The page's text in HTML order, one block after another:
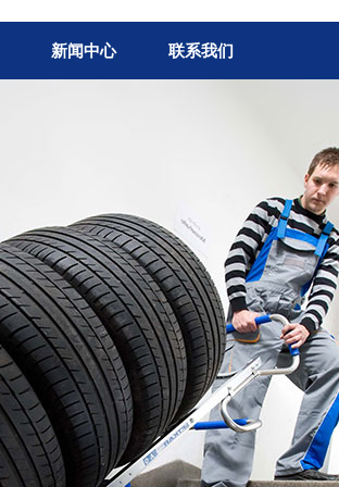
新闻中心 联系我们